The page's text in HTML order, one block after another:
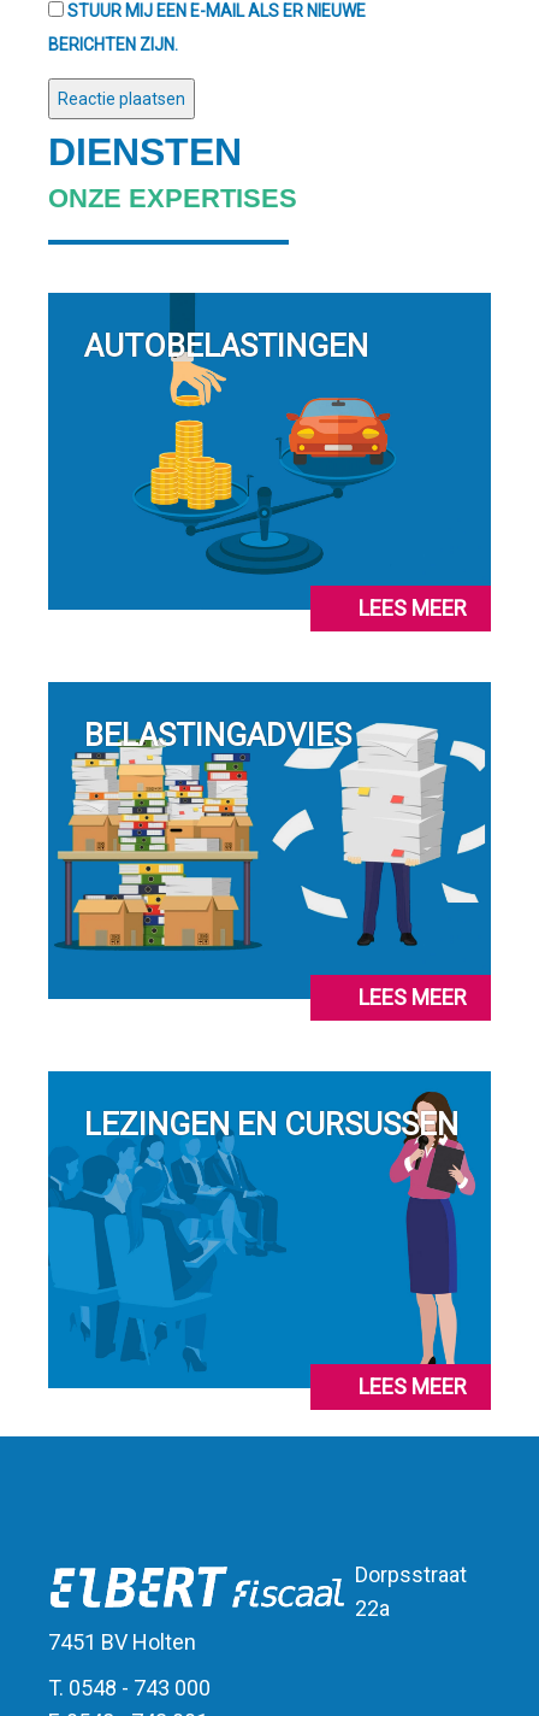
STUUR MIJ EEN E-MAIL ALS ER NIEUWE
BERICHTEN ZIJN.
DIENSTEN
ONZE EXPERTISES
AUTOBELASTINGEN
LEES MEER
BELASTINGADVIES
LEES MEER
LEZINGEN EN CURSUSSEN
LEES MEER
Dorpsstraat
22a
7451 BV Holten
T. 0548 - 743 000